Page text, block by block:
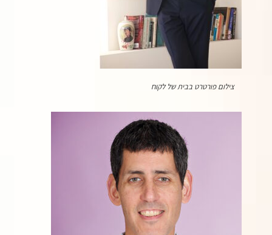
צילום פורטרט בבית של לקוח